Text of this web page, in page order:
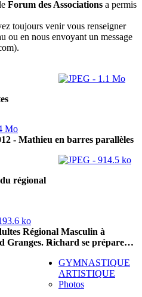
Forum des Associations a permis
toujours venir vous renseigner
ou en nous envoyant un message
- Mathieu en barres parallèles
régional
Régional Masculin à
Granges. Richard se prépare…
GYMNASTIQUE
ARTISTIQUE
Photos